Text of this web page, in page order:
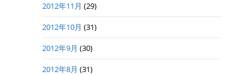
2012年11月 (29)
2012年10月 (31)
2012年9月 (30)
2012年8月 (31)